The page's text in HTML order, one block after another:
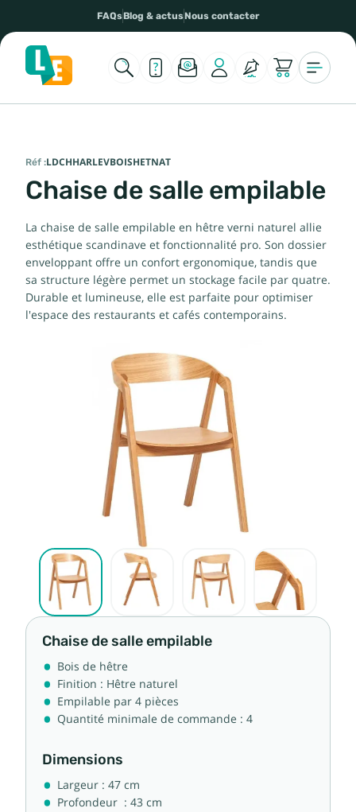
FAQsBlog & actusNous contacter
Réf :LDCHHARLEVBOISHETNAT
Chaise de salle empilable
La chaise de salle empilable en hêtre verni naturel allie
esthétique scandinave et fonctionnalité pro. Son dossier
enveloppant offre un confort ergonomique, tandis que
sa structure légère permet un stockage facile par quatre.
Durable et lumineuse, elle est parfaite pour optimiser
l'espace des restaurants et cafés contemporains.
Chaise de salle empilable
Bois de hêtre
Finition : Hêtre naturel
Empilable par 4 pièces
Quantité minimale de commande : 4
Dimensions
Largeur : 47 cm
Profondeur : 43 cm